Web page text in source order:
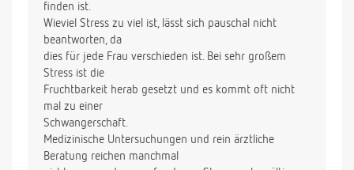
finden ist.
Wieviel Stress zu viel ist, lässt sich pauschal nicht
beantworten, da
dies für jede Frau verschieden ist. Bei sehr großem
Stress ist die
Fruchtbarkeit herab gesetzt und es kommt oft nicht
mal zu einer
Schwangerschaft.
Medizinische Untersuchungen und rein ärztliche
Beratung reichen manchmal